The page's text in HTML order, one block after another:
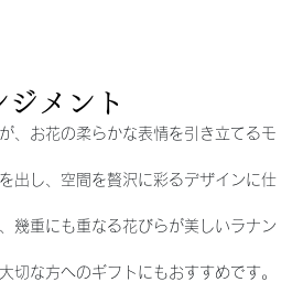
メント
、お花の柔らかな表情を引き立てるモ
出し、空間を贅沢に彩るデザインに仕
幾重にも重なる花びらが美しいラナン
切な方へのギフトにもおすすめです。